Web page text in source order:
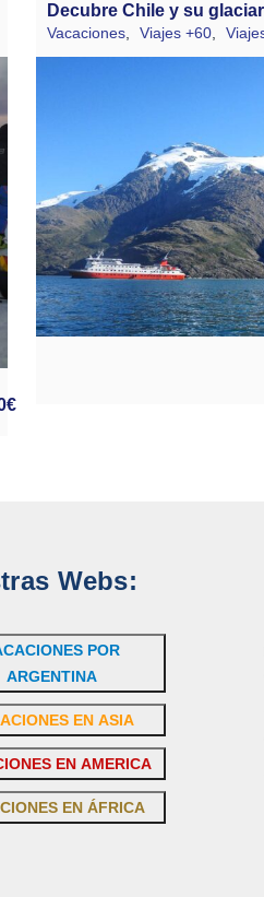
€
Decubre Chile y su
Vacaciones, Viajes +60,
Webs:
POR
ARGENTINA
EN ASIA
EN AMERICA
EN ÁFRICA